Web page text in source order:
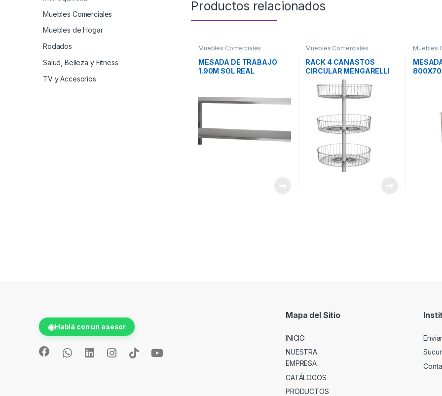
Productos relacionados
Muebles Comerciales
MESADA DE TRABAJO
1.90M SOL REAL
Muebles Comerciales
RACK 4 CANASTOS
CIRCULAR MENGARELLI
MOD. 60220
Muebles
Muebles Comerciales
Muebles de Hogar
Rodados
Salud, Belleza y Fitness
TV y Accesorios
◉Hablá con un asesor
Mapa del Sitio
INICIO
NUESTRA
EMPRESA
CATÁLOGOS
PRODUCTOS